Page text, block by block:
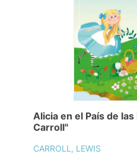
Alicia en el País de
Carroll"
CARROLL, LEWIS